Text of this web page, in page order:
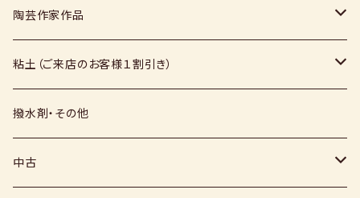
スポンジ
絵具
上絵具
下絵具
その他
液体
福島釉薬
媒溶剤・調整剤等
長石
硅石
その他（土・泥等）
陶芸作家作品
上野焼
薪窯（高鶴淳一先生）
堀田窯
小石原焼
鶴見窯
高取焼
粘土（ご来店のお客様１割引き）
信楽白土
信楽赤土
撥水剤・その他
中古